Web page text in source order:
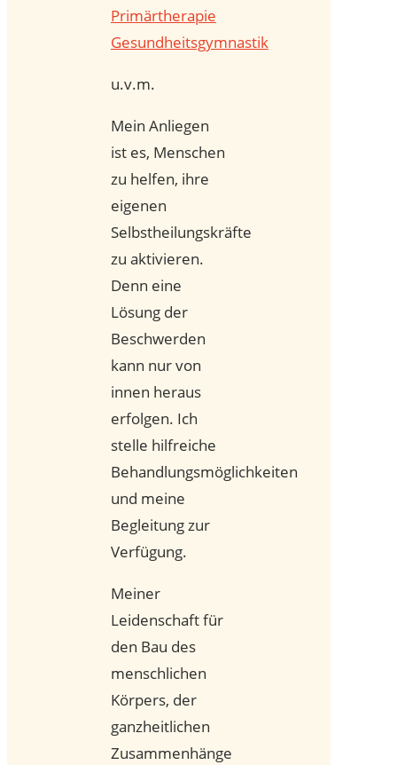
Primärtherapie
Gesundheitsgymnastik
u.v.m.
Mein Anliegen
ist es, Menschen
zu helfen, ihre
eigenen
Selbstheilungskräfte
zu aktivieren.
Denn eine
Lösung der
Beschwerden
kann nur von
innen heraus
erfolgen. Ich
stelle hilfreiche
Behandlungsmöglichkeiten
und meine
Begleitung zur
Verfügung.
Meiner
Leidenschaft für
den Bau des
menschlichen
Körpers, der
ganzheitlichen
Zusammenhänge